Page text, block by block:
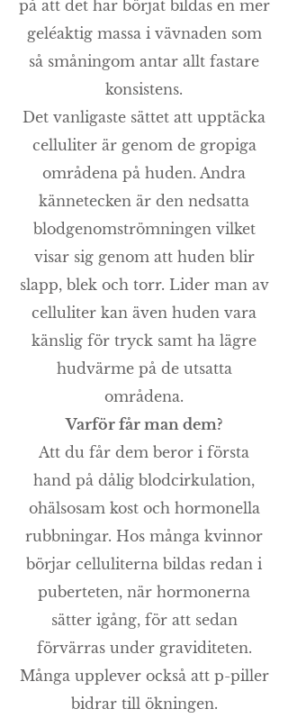
på att det har börjat bildas en mer
geléaktig massa i vävnaden som
så småningom antar allt fastare
konsistens.
Det vanligaste sättet att upptäcka
celluliter är genom de gropiga
områdena på huden. Andra
kännetecken är den nedsatta
blodgenomströmningen vilket
visar sig genom att huden blir
slapp, blek och torr. Lider man av
celluliter kan även huden vara
känslig för tryck samt ha lägre
hudvärme på de utsatta
områdena.
Varför får man dem?
Att du får dem beror i första
hand på dålig blodcirkulation,
ohälsosam kost och hormonella
rubbningar. Hos många kvinnor
börjar celluliterna bildas redan i
puberteten, när hormonerna
sätter igång, för att sedan
förvärras under graviditeten.
Många upplever också att p-piller
bidrar till ökningen.